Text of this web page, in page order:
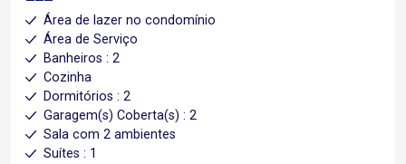
Área de lazer no condomínio
Área de Serviço
Banheiros : 2
Cozinha
Dormitórios : 2
Garagem(s) Coberta(s) : 2
Sala com 2 ambientes
Suítes : 1